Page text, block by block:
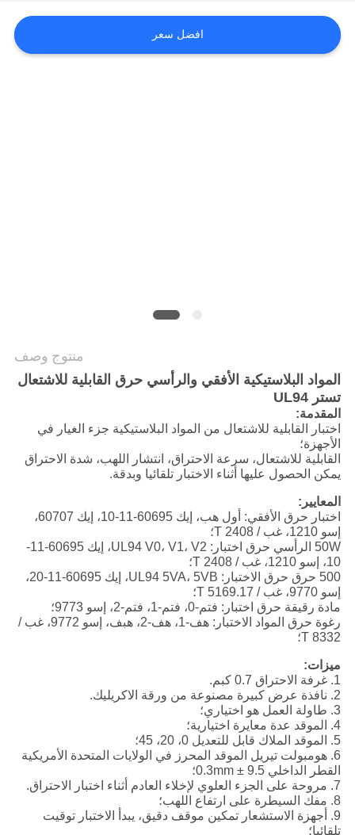
اطلب
اقتباس
افضل سعر
منتوج وصف
المواد البلاستيكية الأفقي والرأسي حرق القابلية للاشتعال
تستر UL94
المقدمة:
اختبار القابلية للاشتعال من المواد البلاستيكية جزء الغيار في
الأجهزة؛
القابلية للاشتعال، سرعة الاحتراق، انتشار اللهب، شدة الاحتراق
يمكن الحصول عليها أثناء الاختبار تلقائيا وبدقة.
المعايير:
اختبار حرق الأفقي: أول هب، إيك 60695-11-10، إيك 60707،
إسو 1210، غب / T 2408؛
50W الرأسي حرق اختبار: UL94 V0، V1، V2، إيك 60695-11-
10، إسو 1210، غب / T 2408؛
500 حرق حرق الاختبار: UL94 5VA، 5VB، إيك 60695-11-20،
إسو 9770، غب / T 5169.17؛
مادة رقيقة حرق اختبار: فتم-0، فتم-1، فتم-2، إسو 9773؛
رغوة حرق المواد الاختبار: هف-1، هف-2، هبف، إسو 9772، غب /
T 8332؛
ميزات:
1. غرفة الاحتراق 0.7 كبم.
2. نافذة عرض كبيرة مصنوعة من ورقة الاكريليك.
3. طاولة العمل هو اختياري؛
4. الموقد عدة معايرة اختيارية؛
5. الموقد الملاك قابل للتعديل 0، 20، 45؛
6. هومبولت تيريل الموقد المحرز في الولايات المتحدة الأمريكية
القطر الداخلي 9.5 ± 0.3mm؛
7. مروحة على الجزء العلوي لإخلاء العادم أثناء اختبار الاحتراق.
8. مفك السيطرة على ارتفاع اللهب؛
9. أجهزة الاستشعار تمكين موقف دقيق، يبدأ الاختبار توقيت
تلقائيا؛